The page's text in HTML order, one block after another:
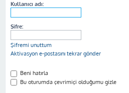
Kullanıcı adı:
Şifre:
Şifremi unuttum
Aktivasyon e-postasını tekrar gönder
Beni hatırla
Bu oturumda çevrimiçi olduğumu gizle